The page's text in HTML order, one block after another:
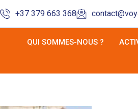
+37 379 663 368
QUI SOMMES-NOUS ?